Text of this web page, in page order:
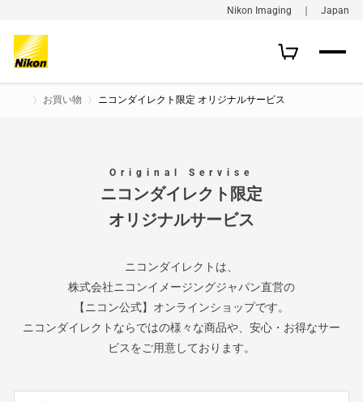
Nikon Imaging ｜ Japan
お買い物 ニコンダイレクト限定 オリジナルサービス
Original Servise
ニコンダイレクト限定
オリジナルサービス
ニコンダイレクトは、
株式会社ニコンイメージングジャパン直営の
【ニコン公式】オンラインショップです。
ニコンダイレクトならではの様々な商品や、安心・お得なサー
ビスをご用意しております。